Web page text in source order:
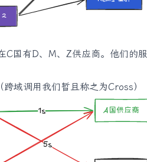
C国有D、M、Z供应商。他们的服
域调用我们暂且称之为Cross）